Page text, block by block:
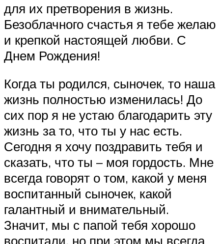
для их претворения в жизнь.
Безоблачного счастья я тебе желаю
и крепкой настоящей любви. С
Днем Рождения!
Когда ты родился, сыночек, то наша
жизнь полностью изменилась! До
сих пор я не устаю благодарить эту
жизнь за то, что ты у нас есть.
Сегодня я хочу поздравить тебя и
сказать, что ты – моя гордость. Мне
всегда говорят о том, какой у меня
воспитанный сыночек, какой
галантный и внимательный.
Значит, мы с папой тебя хорошо
воспитали, но при этом мы всегда